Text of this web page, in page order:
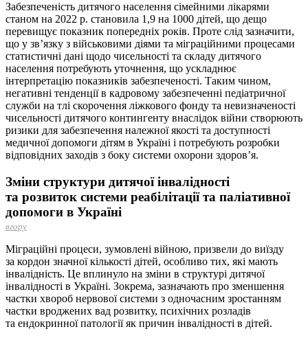
Забезпеченість дитячого населення сімейними лікарями
станом на 2022 р. становила 1,9 на 1000 дітей, що дещо
перевищує показник попередніх років. Проте слід зазначити,
що у зв’язку з військовими діями та міграційними процесами
статистичні дані щодо чисельності та складу дитячого
населення потребують уточнення, що ускладнює
інтерпретацію показників забезпеченості. Таким чином,
негативні тенденції в кадровому забезпеченні педіатричної
служби на тлі скорочення ліжкового фонду та невизначеності
чисельності дитячого контингенту вна­слідок війни створюють
ризики для забезпечення належної якості та доступності
медичної допомоги дітям в Україні і потребують розробки
відповідних заходів з боку системи охорони здоров’я.
Зміни структури дитячої інвалідності
та розвиток системи реабілітації та паліативної
допомоги в Україні
вгору
Міграційні процеси, зумовлені війною, призвели до виїзду
за кордон значної кількості дітей, особливо тих, які мають
інвалідність. Це вплинуло на зміни в структурі дитячої
інвалідності в Україні. Зокрема, зазначають про зменшення
частки хвороб нервової системи з одночасним зростанням
частки вро­джених вад розвитку, психічних розладів
та ендокринної патології як причин інвалідності в дітей.